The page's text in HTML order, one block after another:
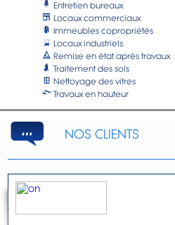
Entretien bureaux
Locauxcommerciaux
Immeubles copropriétés
Locauxindustriels
Remise en étataprès travaux
Traitementdes sols
Nettoyage des vitres
Travauxen hauteur
NOS CLIENTS